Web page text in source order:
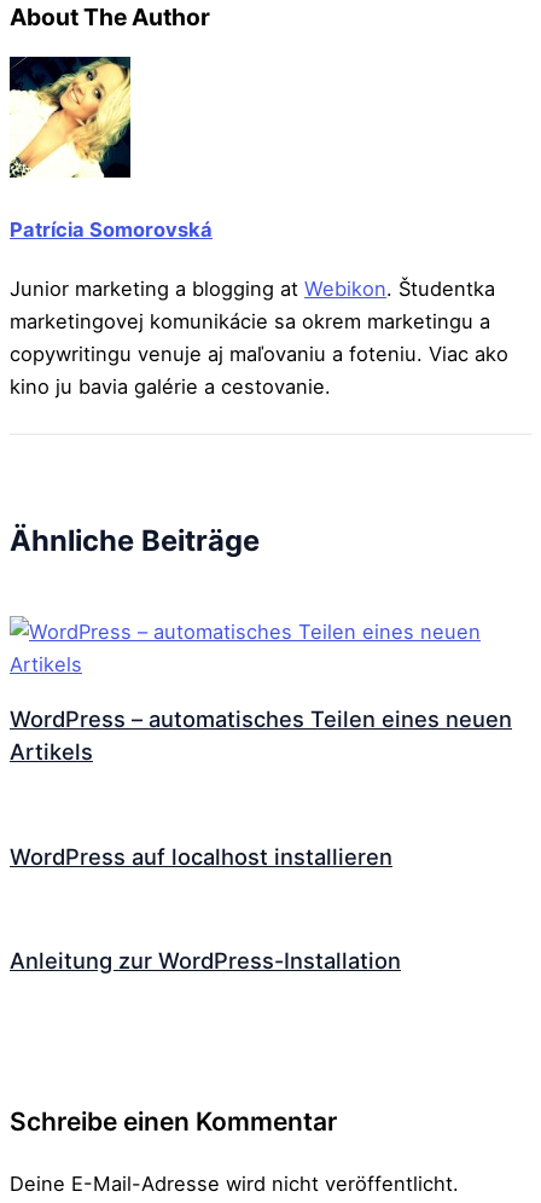
About The Author
Patrícia Somorovská
Junior marketing a blogging at Webikon. Študentka
marketingovej komunikácie sa okrem marketingu a
copywritingu venuje aj maľovaniu a foteniu. Viac ako
kino ju bavia galérie a cestovanie.
Ähnliche Beiträge
WordPress – automatisches Teilen eines neuen
Artikels
WordPress auf localhost installieren
Anleitung zur WordPress-Installation
Schreibe einen Kommentar
Deine E-Mail-Adresse wird nicht veröffentlicht.